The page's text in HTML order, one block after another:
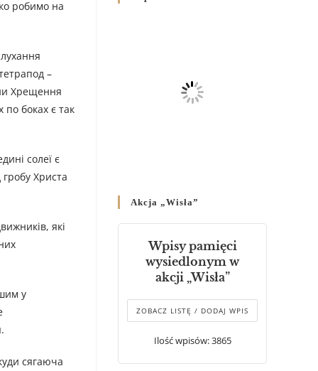
робимо на
–
Хрещення
по боках є так
солеї є
Христа
які
у
сягаюча
Родин
Справ Молоді та встановленя
складу Катихитичної Комісії
днях 2-12 липня 2024 р.”
Декрет єпископів
Перемисько-Варшавської
Митрополії стосовно
звершування Божественної
літургії
Булла проголошення
Akcja „Wisła”
Wpisy pamięci
wysiedlonym w
akcji „Wisła”
ZOBACZ LISTĘ / DODAJ WPIS
Ilość wpisów: 3865